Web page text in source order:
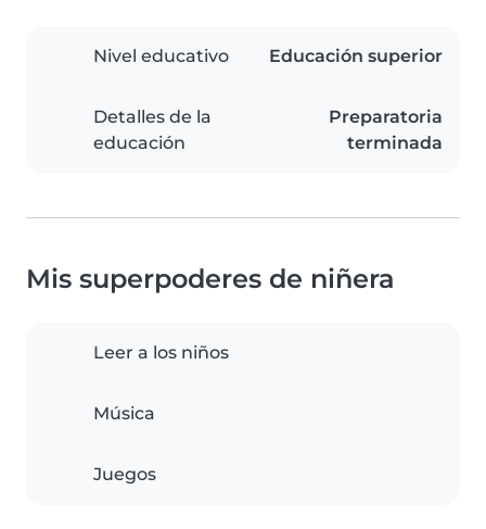
Nivel educativo Educación superior
Detalles de la
educación
Preparatoria
terminada
Mis superpoderes de niñera
Leer a los niños
Música
Juegos